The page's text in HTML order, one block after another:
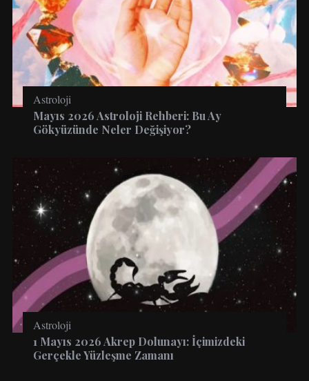
Astroloji
Mayıs 2026 Astroloji Rehberi: Bu Ay
Gökyüzünde Neler Değişiyor?
Astroloji
1 Mayıs 2026 Akrep Dolunayı: İçimizdeki
Gerçekle Yüzleşme Zamanı